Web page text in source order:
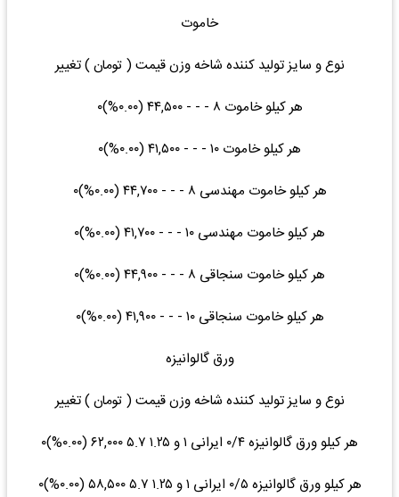
خاموت
نوع و سایز تولید کننده شاخه وزن قیمت ( تومان ) تغییر
هر کیلو خاموت ۸ - - - ۴۴,۵۰۰ (۰.۰۰%)۰
هر کیلو خاموت ۱۰ - - - ۴۱,۵۰۰ (۰.۰۰%)۰
هر کیلو خاموت مهندسی ۸ - - - ۴۴,۷۰۰ (۰.۰۰%)۰
هر کیلو خاموت مهندسی ۱۰ - - - ۴۱,۷۰۰ (۰.۰۰%)۰
هر کیلو خاموت سنجاقی ۸ - - - ۴۴,۹۰۰ (۰.۰۰%)۰
هر کیلو خاموت سنجاقی ۱۰ - - - ۴۱,۹۰۰ (۰.۰۰%)۰
ورق گالوانیزه
نوع و سایز تولید کننده شاخه وزن قیمت ( تومان ) تغییر
هر کیلو ورق گالوانیزه ۰/۴ ایرانی ۱ و ۱.۲۵ ۵.۷ ۶۲,۰۰۰ (۰.۰۰%)۰
هر کیلو ورق گالوانیزه ۰/۵ ایرانی ۱ و ۱.۲۵ ۵.۷ ۵۸,۵۰۰ (۰.۰۰%)۰